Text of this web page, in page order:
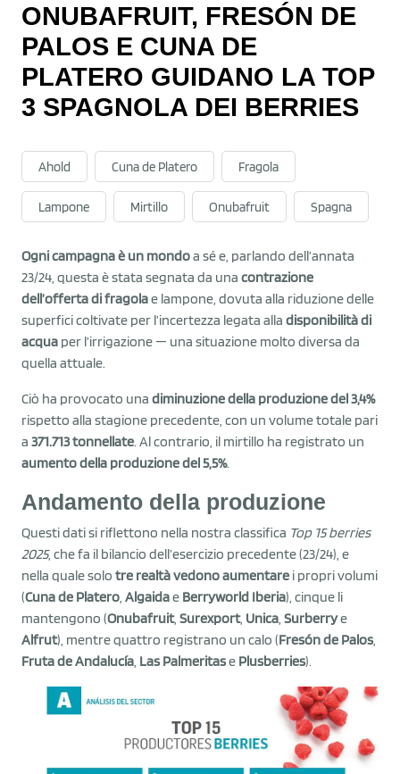
ONUBAFRUIT, FRESÓN DE
PALOS E CUNA DE
PLATERO GUIDANO LA TOP
3 SPAGNOLA DEI BERRIES
Ahold Cuna de Platero Fragola
Lampone Mirtillo Onubafruit Spagna
Ogni campagna è un mondoa sé e, parlando dell’annata
23/24, questa è stata segnata da una contrazione
dell’offerta di fragolae lampone, dovuta alla riduzione delle
superfici coltivate per l’incertezza legata alla disponibilità di
acqua per l’irrigazione — una situazione molto diversa da
quella attuale.
Ciò ha provocato una diminuzione della produzione del 3,4%
rispetto alla stagione precedente, con un volume totale pari
a 371.713 tonnellate. Al contrario, il mirtillo ha registrato un
aumento della produzione del 5,5%.
Andamento della produzione
Questi dati si riflettono nella nostra classifica Top 15 berries
2025, che fa il bilancio dell’esercizio precedente (23/24), e
nella quale solo tre realtà vedono aumentare i propri volumi
(Cuna de Platero, Algaidae Berryworld Iberia), cinque li
mantengono (Onubafruit, Surexport, Unica, Surberrye
Alfrut), mentre quattro registrano un calo (Fresón de Palos,
Fruta de Andalucía, Las Palmeritase Plusberries).